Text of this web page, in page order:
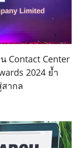
Contact Center
2024 ย้ำ
ากล